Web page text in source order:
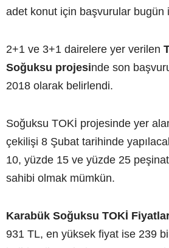
adet konut için başvurular bugün
2+1 ve 3+1 dairelere yer verilen
Soğuksu projesinde son
2018 olarak belirlendi.
Soğuksu TOKİ projesinde yer
çekilişi 8 Şubat tarihinde
10, yüzde 15 ve yüzde 25
sahibi olmak mümkün.
Karabük Soğuksu TOKİ
931 TL, en yüksek fiyat ise 239